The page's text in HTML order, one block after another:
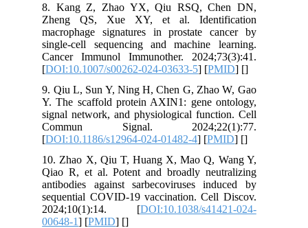
8. Kang Z, Zhao YX, Qiu RSQ, Chen DN,
Zheng QS, Xue XY, et al. Identification
macrophage signatures in prostate cancer by
single-cell sequencing and machine learning.
Cancer Immunol Immunother. 2024;73(3):41.
[DOI:10.1007/s00262-024-03633-5] [PMID] [
9. Qiu L, Sun Y, Ning H, Chen G, Zhao W, Gao
Y. The scaffold protein AXIN1: gene ontology,
signal network, and physiological function. Cell
Commun Signal. 2024;22(1):77.
[DOI:10.1186/s12964-024-01482-4] [PMID] [
10. Zhao X, Qiu T, Huang X, Mao Q, Wang Y,
Qiao R, et al. Potent and broadly neutralizing
antibodies against sarbecoviruses induced by
sequential COVID-19 vaccination. Cell Discov.
2024;10(1):14. [DOI:10.1038/s41421-024-
00648-1] [PMID] [